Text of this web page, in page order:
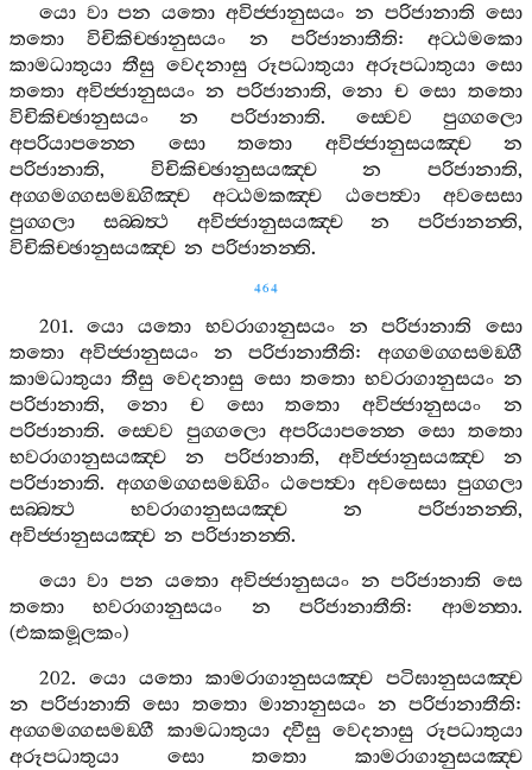
යො වා පන යතො අවිජ‍්ජානුසයං න පරිජානාති සො
තතො
විචිකිච‍්ඡානුසයං න පරිජානාතීති: අට‍්ඨමකො
කාමධාතුයා තීසු වෙදනාසු රූපධාතුයා අරූපධාතුයා සො
තතො අවිජ‍්ජානුසයං න පරිජානාති,නො ච සො තතො
විචිකිච‍්ඡානුසයං
න පරිජානාති. ස‍්වෙව
පුග‍්ගලො
අපරියාපන‍්නෙ
සො තතො අවිජ‍්ජානුසයඤ‍්ච
න
පරිජානාති, විචිකිච‍්ඡානුසයඤ‍්ච න පරිජානාති,
අග‍්ගමග‍්ගසමඞ‍්ගිඤ‍්ච
අට‍්ඨමකඤ‍්ච ඨපෙත්‍වා
අවසෙසා
පුග‍්ගලා
සබ‍්බත්‍ථ අවිජ‍්ජානුසයඤ‍්ච න පරිජානන‍්ති,
විචිකිච‍්ඡානුසයඤ‍්ච න පරිජානන‍්ති.
464
201.යො යතො භවරාගානුසයං න පරිජානාති
සො
තතො
අවිජ‍්ජානුසයං න පරිජානාතීති: අග‍්ගමග‍්ගසමඞ‍්ගී
කාමධාතුයා තීසු වෙදනාසු සො තතො භවරාගානුසයං න
පරිජානාති, නො ච සො තතො අවිජ‍්ජානුසයං
න
පරිජානාති. ස‍්වෙව පුග‍්ගලො අපරියාපන‍්නෙ සො තතො
භවරාගානුසයඤ‍්ච
න පරිජානාති, අවිජ‍්ජානුසයඤ‍්ච
න
පරිජානාති. අග‍්ගමග‍්ගසමඞ‍්ගිං ඨපෙත්‍වා අවසෙසා පුග‍්ගලා
සබ‍්බත්‍ථ
භවරාගානුසයඤ‍්ච න පරිජානන‍්ති,
අවිජ‍්ජානුසයඤ‍්ච න පරිජානන‍්ති.
යො වා පන යතො අවිජ‍්ජානුසයං න පරිජානාති සෙ
තතො
භවරාගානුසයං න පරිජානාතීති: ආමන‍්තා.
(එකකමූලකං)
202. යො යතො කාමරාගානුසයඤ‍්ච පටිඝානුසයඤ‍්ච
න පරිජානාති සො තතො මානානුසයං න පරිජානාතීති:
අග‍්ගමග‍්ගසමඞ‍්ගී
කාමධාතුයා ද‍්වීසු වෙදනාසු රූපධාතුයා
අරූපධාතුයා
සො තතො
කාමරාගානුසයඤ‍්ච